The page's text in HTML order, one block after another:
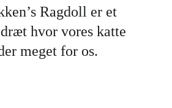
Ragdoll er et
hvor vores katte
meget for os.